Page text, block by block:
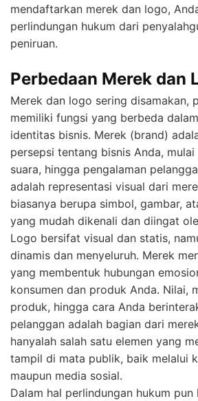
mendaftarkan merek dan logo,
perlindungan hukum dari
peniruan.
Perbedaan Merek dan
Merek dan logo sering disamakan,
memiliki fungsi yang berbeda
identitas bisnis. Merek (brand)
persepsi tentang bisnis Anda, mulai
suara, hingga pengalaman
adalah representasi visual dari
biasanya berupa simbol, gambar,
yang mudah dikenali dan diingat
Logo bersifat visual dan statis,
dinamis dan menyeluruh. Merek
yang membentuk hubungan
konsumen dan produk Anda. Nilai,
produk, hingga cara Anda
pelanggan adalah bagian dari
hanyalah salah satu elemen yang
tampil di mata publik, baik melalui
maupun media sosial.
Dalam hal perlindungan hukum